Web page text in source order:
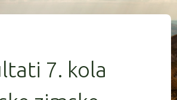
7. kola